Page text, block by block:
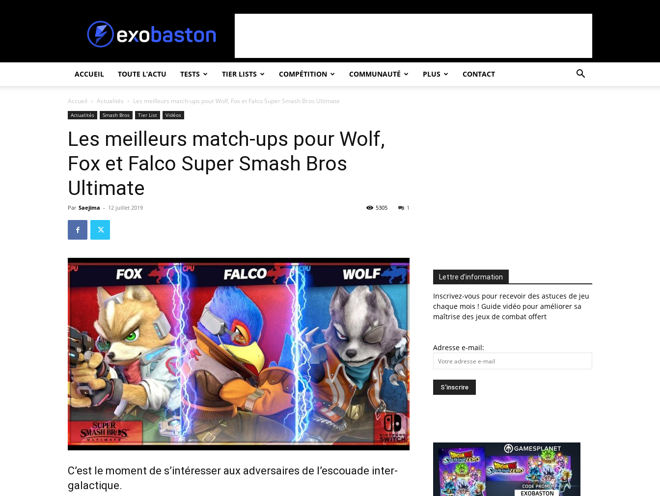
ACCUEIL TOUTE L’ACTU TESTS TIER LISTS COMPÉTITION COMMUNAUTÉ PLUS CONTACT
Accueil Actualités Les meilleurs match-ups pour Wolf, Fox et Falco Super Smash Bros Ultimate
Actualités Smash Bros Tier List Vidéos
Les meilleurs match-ups pour Wolf,
Fox et Falco Super Smash Bros
Ultimate
Par Saejima - 12 juillet 2019 1
5305
C’est le moment de s’intéresser aux adversaires de l’escouade inter-
galactique.
Lettre d’information
Inscrivez-vous pour recevoir des astuces de jeu
chaque mois ! Guide vidéo pour améliorer sa
maîtrise des jeux de combat offert
Adresse e-mail: